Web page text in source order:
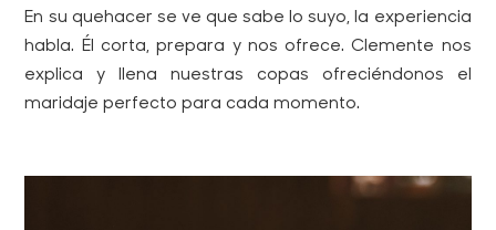
En su quehacer se ve que sabe lo suyo, la experiencia
habla. Él corta, prepara y nos ofrece. Clemente nos
explica y llena nuestras copas ofreciéndonos el
maridaje perfecto para cada momento.